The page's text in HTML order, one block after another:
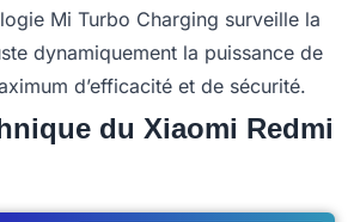
Mi Turbo Charging surveille la
dynamiquement la puissance de
d’efficacité et de sécurité.
du Xiaomi Redmi